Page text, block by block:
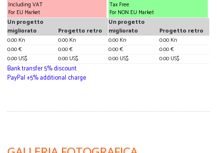
Including VAT
For EU Market
Un progetto
migliorato
Progetto retro
0.00 Kn
0.00 Kn
0.00 €
0.00 €
0.00 US$
0.00 US$
Tax Free
For NON EU Market
Un progetto
migliorato
Progetto retro
0.00 Kn
0.00 Kn
0.00 €
0.00 €
0.00 US$
0.00 US$
Bank transfer 5% discount
PayPal +5% additional charge